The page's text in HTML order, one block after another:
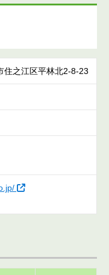
住之江区平林北2-8-23